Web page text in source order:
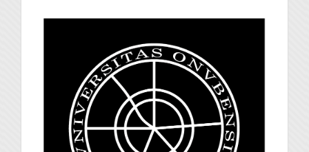
universidad